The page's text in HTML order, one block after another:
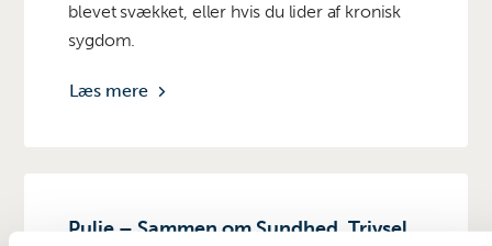
blevet svækket, eller hvis du lider af kronisk
sygdom.
Læs mere
Pulje – Sammen om Sundhed, Trivsel